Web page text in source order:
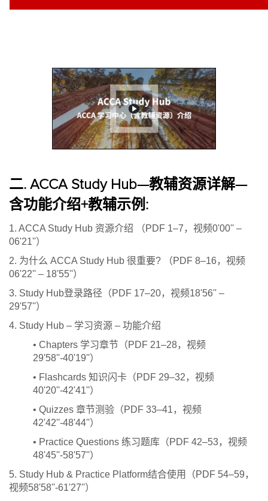
二. ACCA Study Hub—教辅资源详解—
含功能介绍+教辅示例:
1. ACCA Study Hub 资源介绍 （PDF 1–7，视频0'00'' –
06'21''）
2. 为什么 ACCA Study Hub 很重要? （PDF 8–16，视频
06'22'' – 18'55''）
3. Study Hub登录路径（PDF 17–20，视频18'56'' –
29'57''）
4. Study Hub – 学习资源 – 功能介绍
• Chapters 学习章节（PDF 21–28，视频
29'58''-40'19''）
• Flashcards 知识闪卡（PDF 29–32，视频
40'20''-42'41''）
• Quizzes 章节测验（PDF 33–41，视频
42'42''-48'44''）
• Practice Questions 练习题库（PDF 42–53，视频
48'45''-58'57''）
5. Study Hub & Practice Platform结合使用（PDF 54–59，
视频58'58''-61'27''）